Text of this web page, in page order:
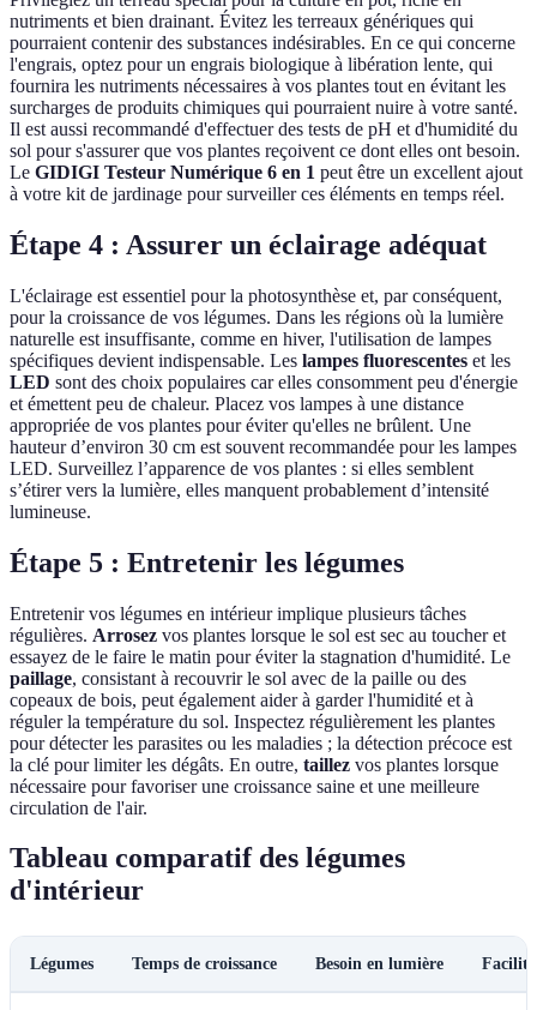
nutriments et bien drainant. Évitez les terreaux génériques qui
pourraient contenir des substances indésirables. En ce qui concerne
l'engrais, optez pour un engrais biologique à libération lente, qui
fournira les nutriments nécessaires à vos plantes tout en évitant les
surcharges de produits chimiques qui pourraient nuire à votre santé.
Il est aussi recommandé d'effectuer des tests de pH et d'humidité du
sol pour s'assurer que vos plantes reçoivent ce dont elles ont besoin.
Le GIDIGI Testeur Numérique 6 en 1 peut être un excellent ajout
à votre kit de jardinage pour surveiller ces éléments en temps réel.
Étape 4 : Assurer un éclairage adéquat
L'éclairage est essentiel pour la photosynthèse et, par conséquent,
pour la croissance de vos légumes. Dans les régions où la lumière
naturelle est insuffisante, comme en hiver, l'utilisation de lampes
spécifiques devient indispensable. Les lampes fluorescentes et les
LED sont des choix populaires car elles consomment peu d'énergie
et émettent peu de chaleur. Placez vos lampes à une distance
appropriée de vos plantes pour éviter qu'elles ne brûlent. Une
hauteur d’environ 30 cm est souvent recommandée pour les lampes
LED. Surveillez l’apparence de vos plantes : si elles semblent
s’étirer vers la lumière, elles manquent probablement d’intensité
lumineuse.
Étape 5 : Entretenir les légumes
Entretenir vos légumes en intérieur implique plusieurs tâches
régulières. Arrosez vos plantes lorsque le sol est sec au toucher et
essayez de le faire le matin pour éviter la stagnation d'humidité. Le
paillage, consistant à recouvrir le sol avec de la paille ou des
copeaux de bois, peut également aider à garder l'humidité et à
réguler la température du sol. Inspectez régulièrement les plantes
pour détecter les parasites ou les maladies ; la détection précoce est
la clé pour limiter les dégâts. En outre, taillez vos plantes lorsque
nécessaire pour favoriser une croissance saine et une meilleure
circulation de l'air.
Tableau comparatif des légumes
d'intérieur
Légumes Temps de croissance Besoin en lumière